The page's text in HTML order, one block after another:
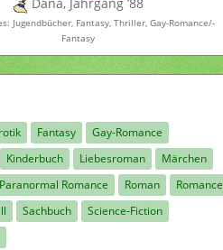
Jugendbücher, Fantasy, Thriller, Gay-Romance/-
Fantasy
Fantasy
Gay-Romance
Kinderbuch Liebesroman
Märchen
Paranormal Romance Roman
Romance
Sachbuch
Science-Fiction